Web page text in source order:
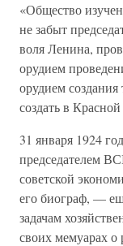
«Общество
не забыт
воля Ленина,
орудием
орудием
создать в
31 января 1924
председателем
советской
его биограф, —
задачам
своих мемуарах